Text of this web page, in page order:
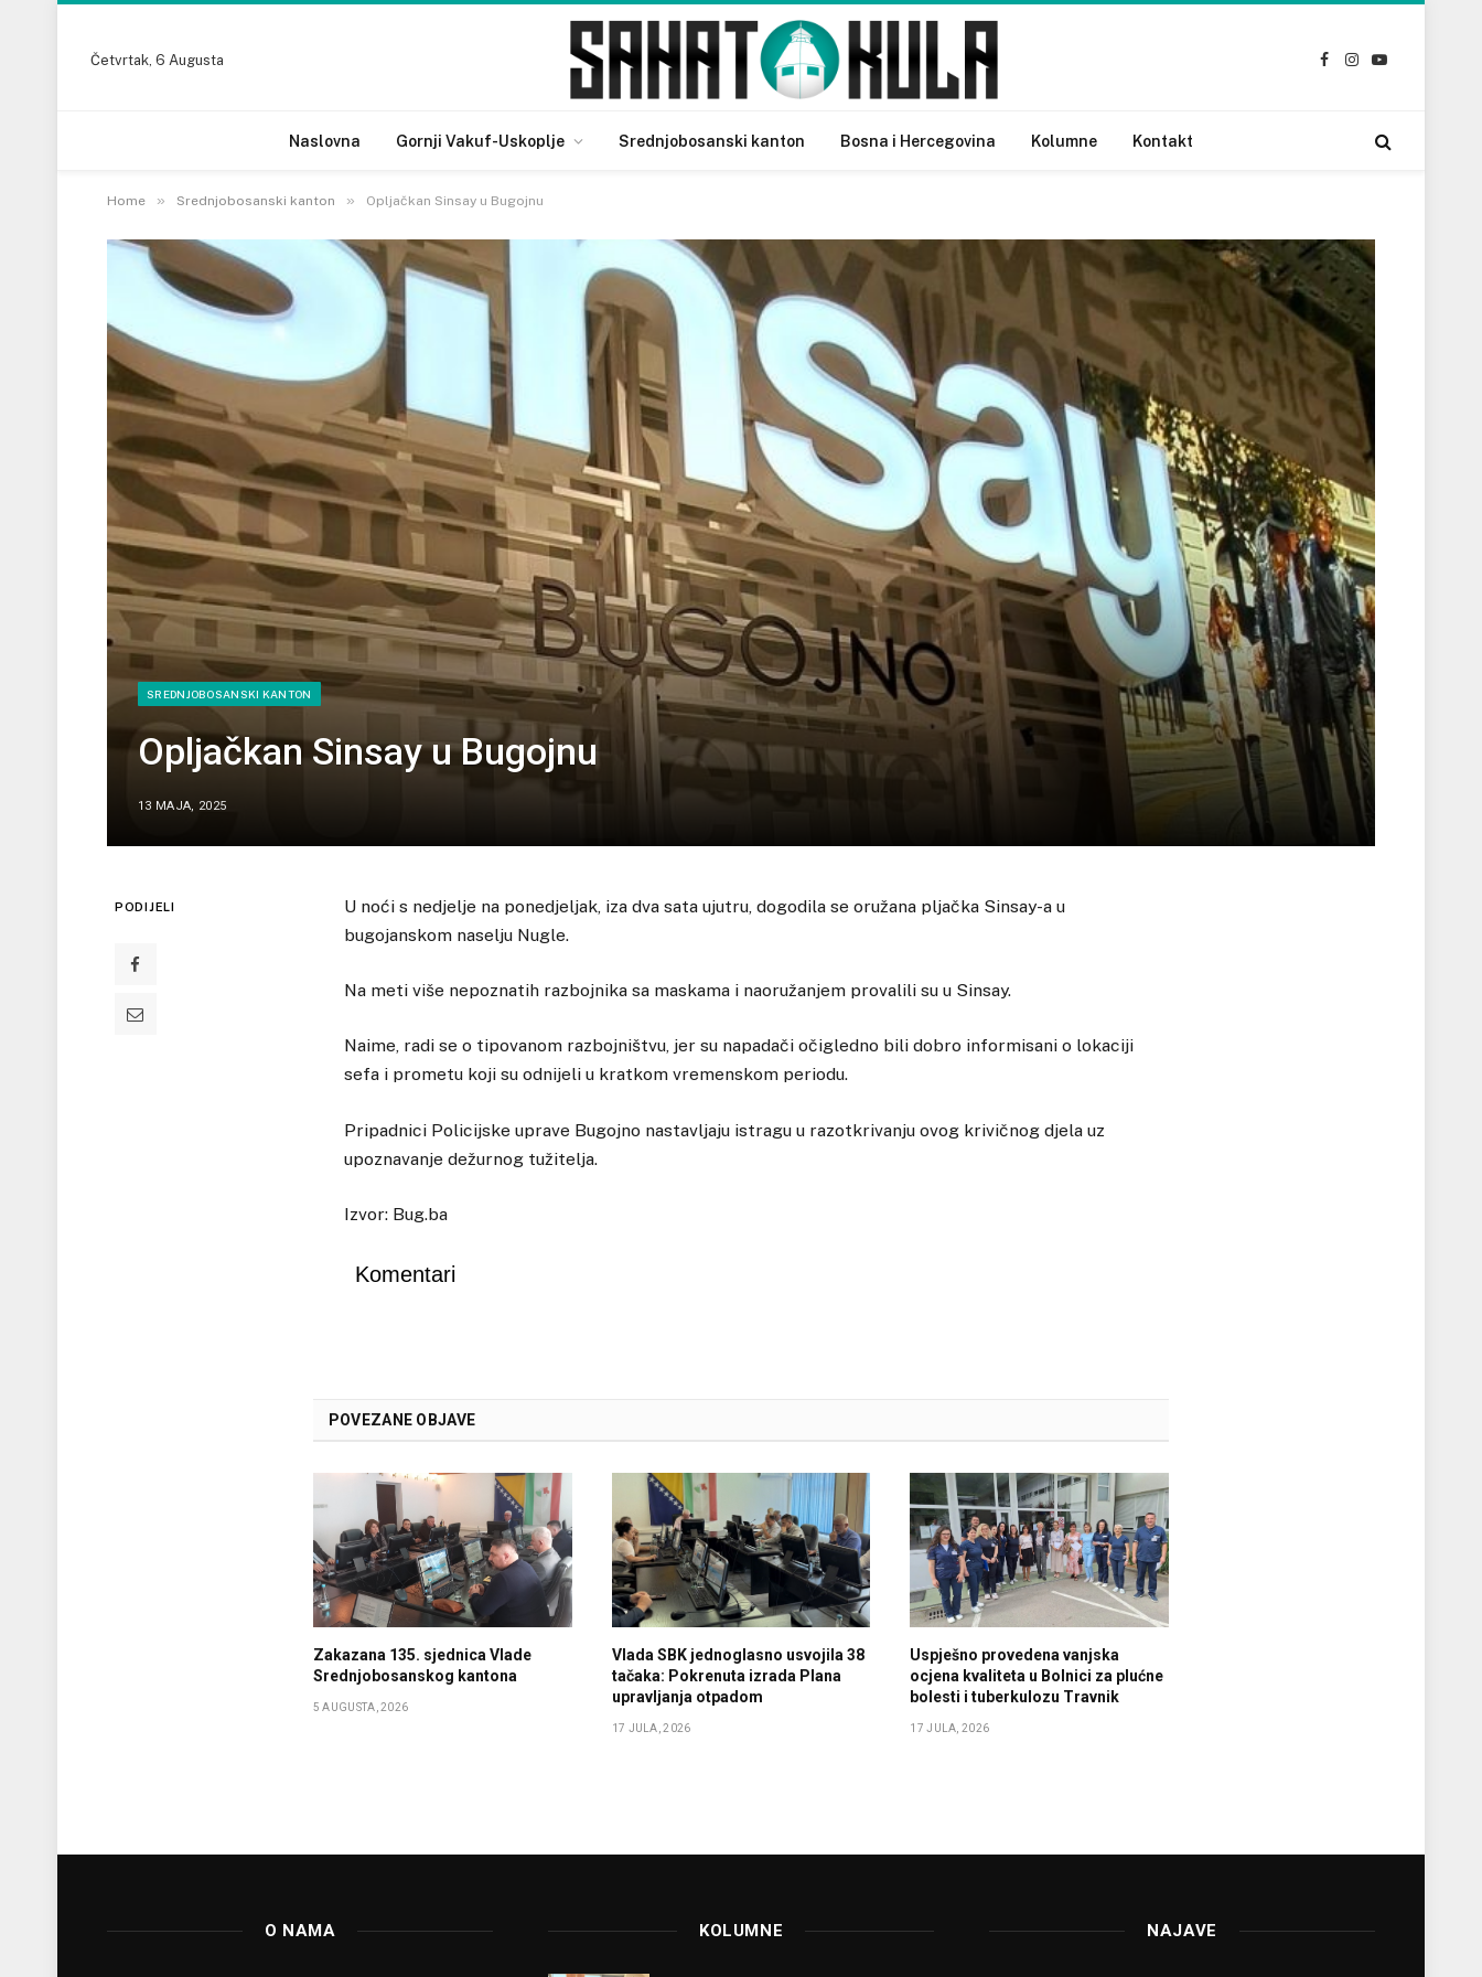
Četvrtak, 6 Augusta
Facebook
Instagram
YouTube
Naslovna Gornji Vakuf-Uskoplje Srednjobosanski kanton Bosna i Hercegovina Kolumne Kontakt
Home » Srednjobosanski kanton » Opljačkan Sinsay u Bugojnu
SREDNJOBOSANSKI KANTON
Opljačkan Sinsay u Bugojnu
13 MAJA, 2025
PODIJELI
U noći s nedjelje na ponedjeljak, iza dva sata ujutru, dogodila se oružana pljačka Sinsay-a u
bugojanskom naselju Nugle.
Na meti više nepoznatih razbojnika sa maskama i naoružanjem provalili su u Sinsay.
Naime, radi se o tipovanom razbojništvu, jer su napadači očigledno bili dobro informisani o lokaciji
sefa i prometu koji su odnijeli u kratkom vremenskom periodu.
Pripadnici Policijske uprave Bugojno nastavljaju istragu u razotkrivanju ovog krivičnog djela uz
upoznavanje dežurnog tužitelja.
Izvor: Bug.ba
Komentari
POVEZANE OBJAVE
Zakazana 135. sjednica Vlade
Srednjobosanskog kantona
5 AUGUSTA, 2026
Vlada SBK jednoglasno usvojila 38
tačaka: Pokrenuta izrada Plana
upravljanja otpadom
17 JULA, 2026
Uspješno provedena vanjska
ocjena kvaliteta u Bolnici za plućne
bolesti i tuberkulozu Travnik
17 JULA, 2026
O NAMA KOLUMNE NAJAVE